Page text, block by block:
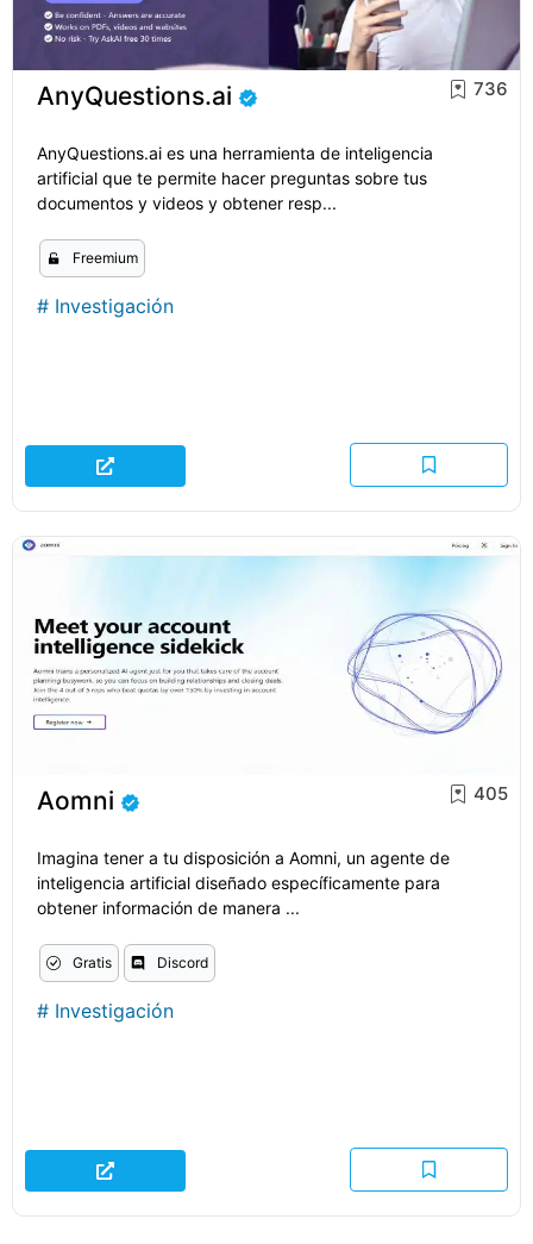
AnyQuestions.ai 736
AnyQuestions.ai es una herramienta de inteligencia
artificial que te permite hacer preguntas sobre tus
documentos y videos y obtener resp...
Freemium
# Investigación
Aomni 405
Imagina tener a tu disposición a Aomni, un agente de
inteligencia artificial diseñado específicamente para
obtener información de manera ...
Gratis Discord
# Investigación